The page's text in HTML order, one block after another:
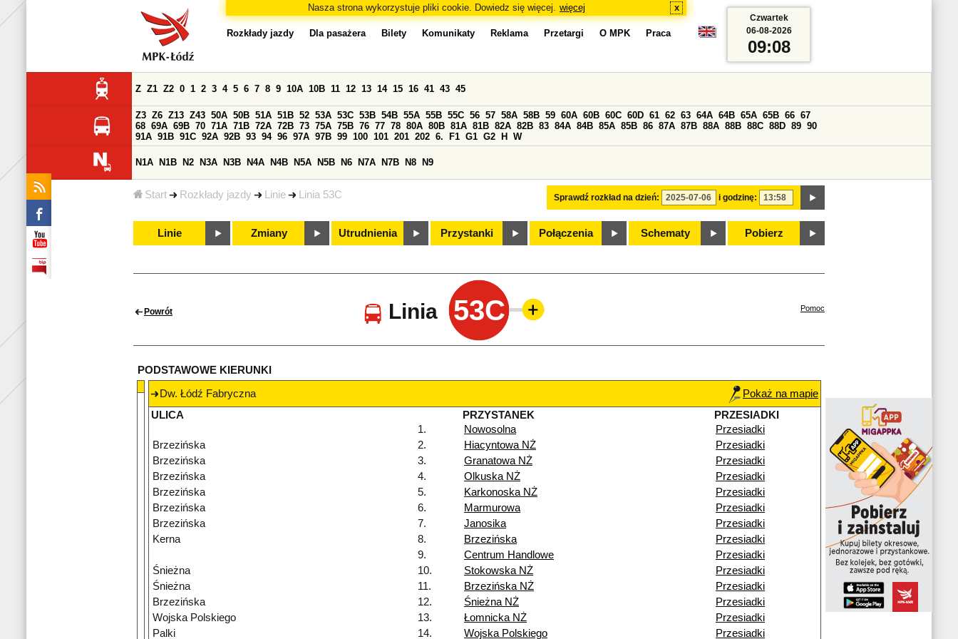
Nasza strona wykorzystuje pliki cookie. Dowiedz się więcej. więcej x
Start Rozkłady jazdy Linie Linia 53C
Rozkłady jazdy Dla pasażera Bilety Komunikaty Reklama Przetargi O MPK Praca
Sprawdź rozkład na dzień: i godzinę:
Z Z1 Z2 0 1 2 3 4 5 6 7 8 9 10A 10B 11 12 13 14 15 16 41 43 45
Z3 Z6 Z13 Z43 50A 50B 51A 51B 52 53A 53C 53B 54B 55A 55B 55C 56 57 58A 58B 59 60A 60B 60C 60D 61 62 63 64A 64B 65A 65B 66 67
68 69A 69B 70 71A 71B 72A 72B 73 75A 75B 76 77 78 80A 80B 81A 81B 82A 82B 83 84A 84B 85A 85B 86 87A 87B 88A 88B 88C 88D 89 90
91A 91B 91C 92A 92B 93 94 96 97A 97B 99 100 101 201 202 6. F1 G1 G2 H W
N1A N1B N2 N3A N3B N4A N4B N5A N5B N6 N7A N7B N8 N9
Linie Zmiany Utrudnienia Przystanki Połączenia Schematy Pobierz
Czwartek
06-08-2026
09:08
Powrót Linia 53C Pomoc
PODSTAWOWE KIERUNKI
Dw. Łódź Fabryczna
Pokaż na mapie
ULICA
PRZYSTANEK
PRZESIADKI
1.
Nowosolna
Przesiadki
Brzezińska
2. Hiacyntowa NŻ
Przesiadki
Brzezińska
3. Granatowa NŻ
Przesiadki
Brzezińska
4. Olkuska NŻ
Przesiadki
Brzezińska
5. Karkonoska NŻ
Przesiadki
Brzezińska
6. Marmurowa
Przesiadki
Brzezińska
7. Janosika
Przesiadki
Kerna
8. Brzezińska
Przesiadki
9.
Centrum Handlowe
Przesiadki
Śnieżna
10. Stokowska NŻ
Przesiadki
Śnieżna
11. Brzezińska NŻ
Przesiadki
Brzezińska
12. Śnieżna NŻ
Przesiadki
Wojska Polskiego
13. Łomnicka NŻ
Przesiadki
Palki
14. Wojska Polskiego Przesiadki